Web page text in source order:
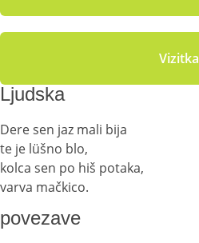
Vizitka
Ljudska
Dere sen jaz mali bija
te je lüšno blo,
kolca sen po hiš potaka,
varva mačkico.
povezave